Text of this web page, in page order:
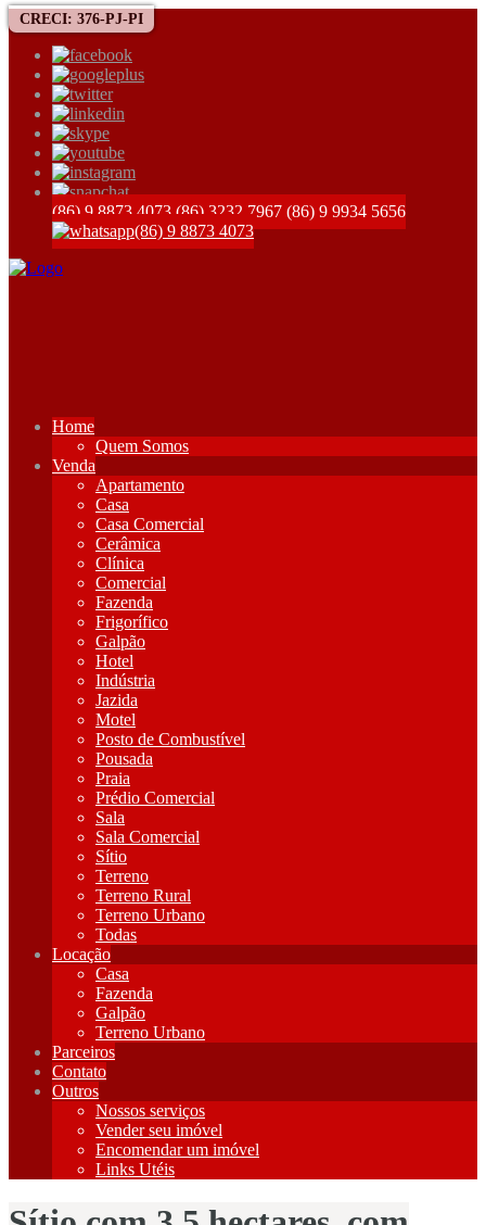
CRECI: 376-PJ-PI
(86) 9 8873 4073 (86) 3232 7967 (86) 9 9934 5656
(86) 9 8873 4073
Home
Quem Somos
Venda
Apartamento
Casa
Casa Comercial
Cerâmica
Clínica
Comercial
Fazenda
Frigorífico
Galpão
Hotel
Indústria
Jazida
Motel
Posto de Combustível
Pousada
Praia
Prédio Comercial
Sala
Sala Comercial
Sítio
Terreno
Terreno Rural
Terreno Urbano
Todas
Locação
Casa
Fazenda
Galpão
Terreno Urbano
Parceiros
Contato
Outros
Nossos serviços
Vender seu imóvel
Encomendar um imóvel
Links Utéis